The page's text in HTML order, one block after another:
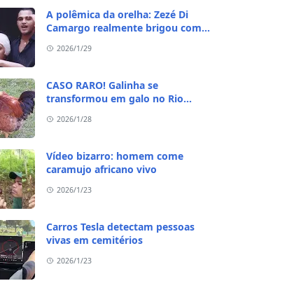
A polêmica da orelha: Zezé Di
Camargo realmente brigou com
irmão?
2026/1/29
CASO RARO! Galinha se
transformou em galo no Rio
2026/1/28
Vídeo bizarro: homem come
caramujo africano vivo
2026/1/23
Carros Tesla detectam pessoas
vivas em cemitérios
2026/1/23